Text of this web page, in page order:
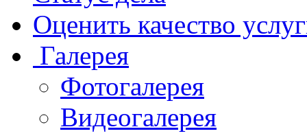
Оценить качество
Галерея
Фотогалерея
Видеогалерея